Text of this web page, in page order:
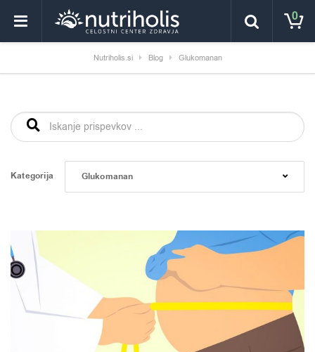
0
Nutriholis.si Blog Glukomanan
Išči:
Kategorija Glukomanan